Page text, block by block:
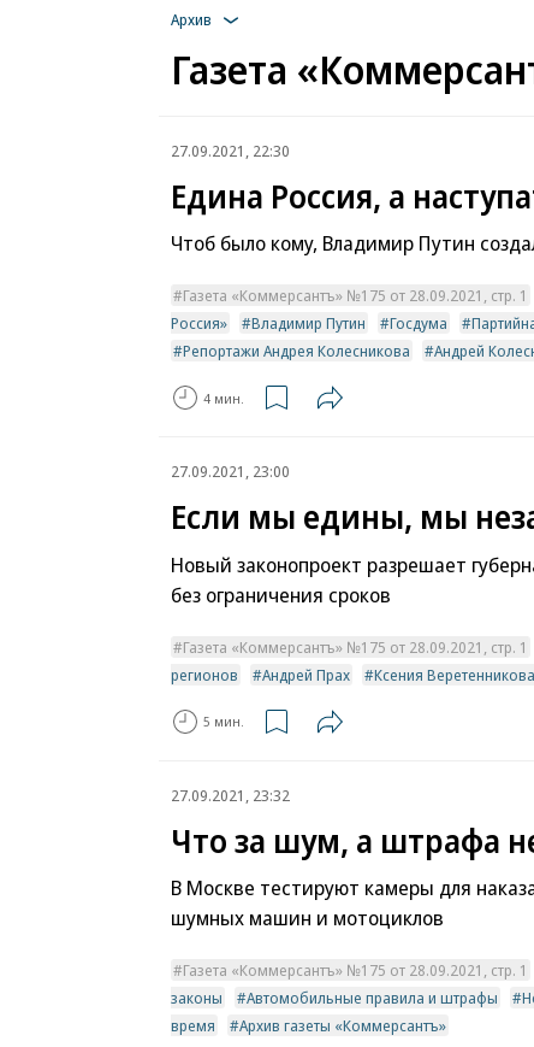
Архив
Газета
27.09.2021, 22:30
Едина Россия, а
Чтоб было кому, Владимир Путин
Газета «Коммерсантъ» №175 от 28.09.2021, стр. 1
Россия»
Владимир Путин Госдума
Репортажи Андрея Колесникова
Андрей
4 мин.
27.09.2021, 23:00
Если мы едины, мы
Новый законопроект разрешает
без ограничения сроков
Газета «Коммерсантъ» №175 от 28.09.2021, стр. 1
регионов
Андрей Прах Ксения Веретенникова
5 мин.
27.09.2021, 23:32
Что за шум, а штрафа
В Москве тестируют камеры для
шумных машин и мотоциклов
Газета «Коммерсантъ» №175 от 28.09.2021, стр. 1
законы
Автомобильные правила и штрафы
время
Архив газеты «Коммерсантъ»